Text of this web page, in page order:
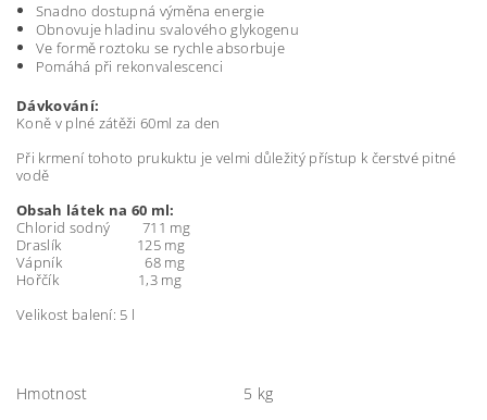
Snadno dostupná výměna energie
Obnovuje hladinu svalového glykogenu
Ve formě roztoku se rychle absorbuje
Pomáhá při rekonvalescenci
Dávkování:
Koně v plné zátěži 60ml za den
Při krmení tohoto prukuktu je velmi důležitý přístup k čerstvé pitné
vodě
Obsah látek na 60 ml:
Chlorid sodný 711 mg
Draslík 125 mg
Vápník 68 mg
Hořčík 1,3 mg
Velikost balení: 5 l
Hmotnost 5 kg